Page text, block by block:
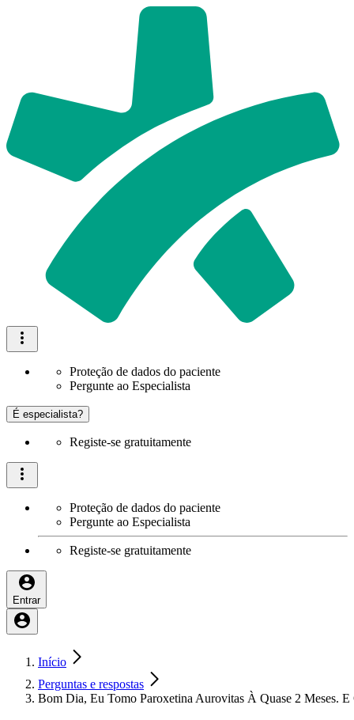
Proteção de dados do paciente
Pergunte ao Especialista
É especialista?
Registe-se gratuitamente
Proteção de dados do paciente
Pergunte ao Especialista
Registe-se gratuitamente
Entrar
Início
Perguntas e respostas
Bom Dia, Eu Tomo Paroxetina Aurovitas À Quase 2 Meses.